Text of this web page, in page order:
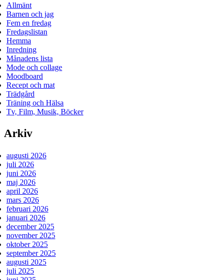
Allmänt
Barnen och jag
Fem en fredag
Fredagslistan
Hemma
Inredning
Månadens lista
Mode och collage
Moodboard
Recept och mat
Trädgård
Träning och Hälsa
Tv, Film, Musik, Böcker
Arkiv
augusti 2026
juli 2026
juni 2026
maj 2026
april 2026
mars 2026
februari 2026
januari 2026
december 2025
november 2025
oktober 2025
september 2025
augusti 2025
juli 2025